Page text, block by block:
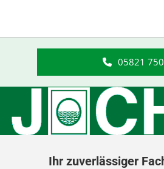
05821
Ihr zuverlässiger